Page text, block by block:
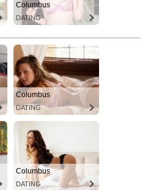
Columbus
DATING
Columbus
DATING
Columbus
DATING